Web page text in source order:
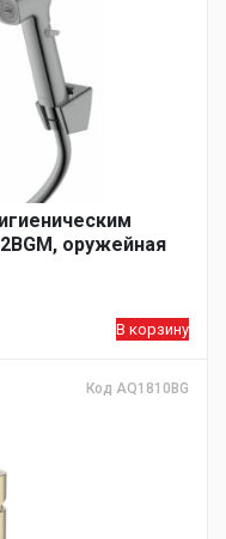
оружейная
В корзину
Код AQ1810BG